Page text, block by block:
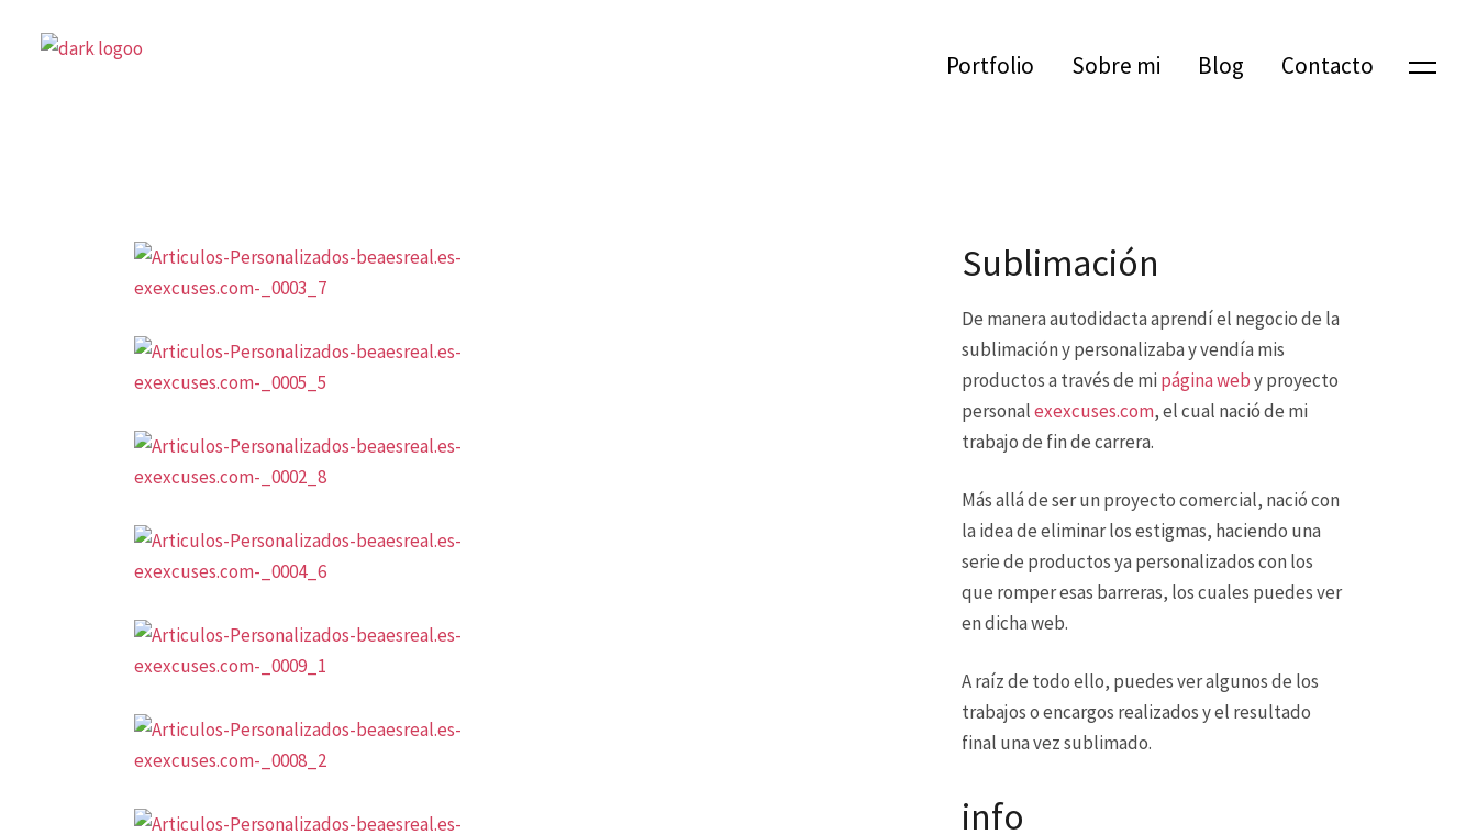
Portfolio Sobre mi Blog Contacto
Sublimación
De manera autodidacta aprendí el negocio de la
sublimación y personalizaba y vendía mis
productos a través de mipágina weby proyecto
personalexexcuses.com, el cual nació de mi
trabajo de fin de carrera.
Más allá de ser un proyecto comercial, nació con
la idea de eliminar los estigmas, haciendo una
serie de productos ya personalizados con los
que romper esas barreras, los cuales puedes ver
en dicha web.
A raíz de todo ello, puedes ver algunos de los
trabajos o encargos realizados y el resultado
final una vez sublimado.
info